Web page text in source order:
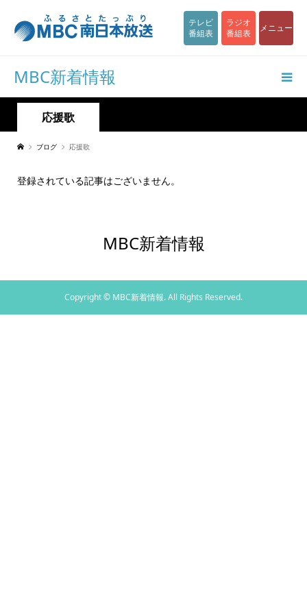
テレビ
番組表
ラジオ
番組表
メニュー
MBC新着情報
応援歌
ブログ 応援歌
登録されている記事はございません。
MBC新着情報
Copyright © MBC新着情報. All Rights Reserved.